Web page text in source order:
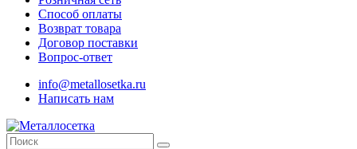
Способ оплаты
Возврат товара
Договор поставки
Вопрос-ответ
info@metallosetka.ru
Написать нам